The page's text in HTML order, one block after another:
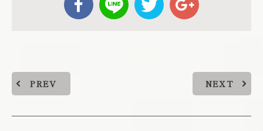
PREV NEXT